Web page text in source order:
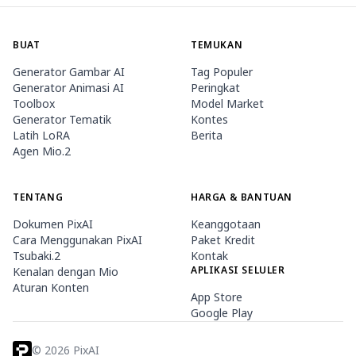
BUAT
Generator Gambar AI
Generator Animasi AI
Toolbox
Generator Tematik
Latih LoRA
Agen Mio.2
TEMUKAN
Tag Populer
Peringkat
Model Market
Kontes
Berita
TENTANG
Dokumen PixAI
Cara Menggunakan PixAI
Tsubaki.2
Kenalan dengan Mio
Aturan Konten
HARGA & BANTUAN
Keanggotaan
Paket Kredit
Kontak
APLIKASI SELULER
App Store
Google Play
© 2026 PixAI